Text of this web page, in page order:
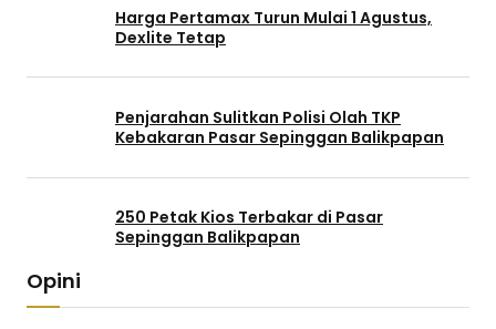
Harga Pertamax Turun Mulai 1 Agustus,
Dexlite Tetap
Penjarahan Sulitkan Polisi Olah TKP
Kebakaran Pasar Sepinggan Balikpapan
250 Petak Kios Terbakar di Pasar
Sepinggan Balikpapan
Opini